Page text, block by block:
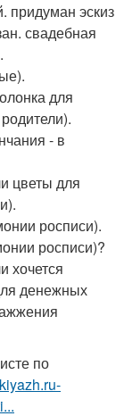
придуман эскиз
свадебная
для
- в
цветы для
росписи).
росписи)?
хочется
денежных
по